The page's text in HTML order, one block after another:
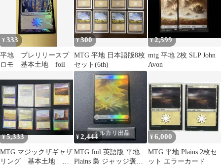
¥333
平地 プレリリースプ
ロモ 基本土地 foil
¥300
MTG 平地 日本語版8枚
セット(6th)
¥2,599
mtg 平地 2枚 SLP John
Avon
¥5,333
MTG マジックザギャザ
リング 基本土地 平
¥2,444
MTG foil 英語版 平地
Plains 梟 ジャッジ褒章
¥6,000
MTG 平地 Plains 2枚セ
ット エラーカード